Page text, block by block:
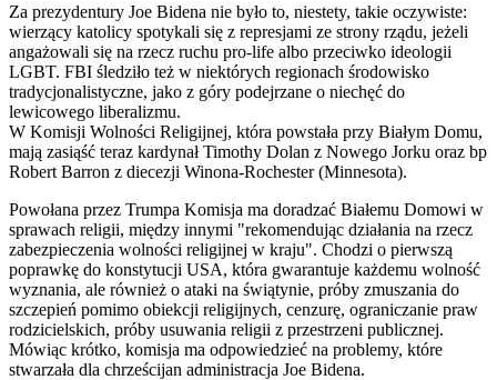
Za prezydentury Joe Bidena nie było to, niestety, takie oczywiste:
wierzący katolicy spotykali się z represjami ze strony rządu, jeżeli
angażowali się na rzecz ruchu pro-life albo przeciwko ideologii
LGBT. FBI śledziło też w niektórych regionach środowisko
tradycjonalistyczne, jako z góry podejrzane o niechęć do
lewicowego liberalizmu.
W Komisji Wolności Religijnej, która powstała przy Białym Domu,
mają zasiąść teraz kardynał Timothy Dolan z Nowego Jorku oraz bp
Robert Barron z diecezji Winona-Rochester (Minnesota).
Powołana przez Trumpa Komisja ma doradzać Białemu Domowi w
sprawach religii, między innymi "rekomendując działania na rzecz
zabezpieczenia wolności religijnej w kraju". Chodzi o pierwszą
poprawkę do konstytucji USA, która gwarantuje każdemu wolność
wyznania, ale również o ataki na świątynie, próby zmuszania do
szczepień pomimo obiekcji religijnych, cenzurę, ograniczanie praw
rodzicielskich, próby usuwania religii z przestrzeni publicznej.
Mówiąc krótko, komisja ma odpowiedzieć na problemy, które
stwarzała dla chrześcijan administracja Joe Bidena.